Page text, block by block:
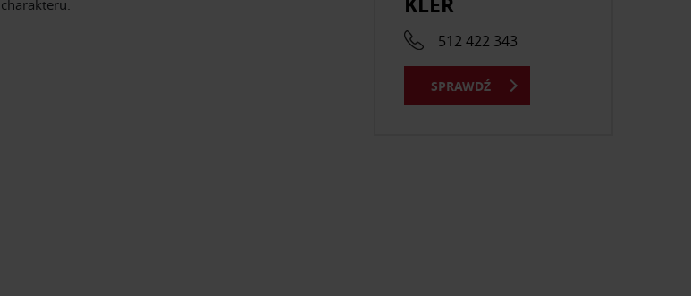
charakteru.
512 422 343
SPRAWDŹ